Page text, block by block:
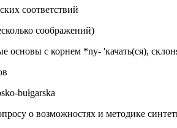
соответствий
соображений)
основы с корнем *ny- 'качать(ся),
bułgarska
о возможностях и методике